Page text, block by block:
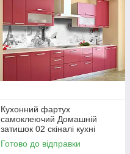
Кухонний фартух
самоклеючий Домашній
затишок 02 скіналі кухні
наклейка ПВХ Париж
Ейфелева вежа 600х2000 мм
Готово до відправки